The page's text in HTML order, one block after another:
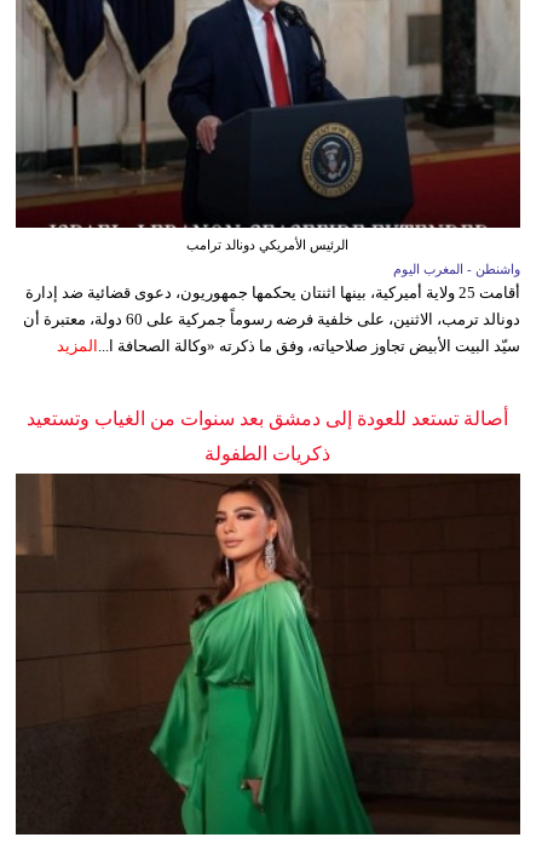
الرئيس الأمريكي دونالد ترامب
واشنطن - المغرب اليوم
أقامت 25 ولاية أميركية، بينها اثنتان يحكمها جمهوريون، دعوى قضائية ضد إدارة
دونالد ترمب، الاثنين، على خلفية فرضه رسوماً جمركية على 60 دولة، معتبرة أن
سيّد البيت الأبيض تجاوز صلاحياته، وفق ما ذكرته «وكالة الصحافة ا... المزيد
أصالة تستعد للعودة إلى دمشق بعد سنوات من الغياب وتستعيد
ذكريات الطفولة